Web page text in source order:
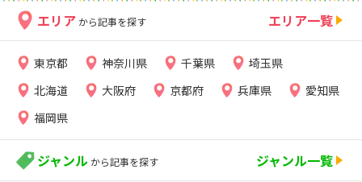
エリア から記事を探す エリア一覧
東京都 神奈川県 千葉県
埼玉県
北海道
大阪府 京都府 兵庫県
愛知県
福岡県
ジャンル から記事を探す ジャンル一覧